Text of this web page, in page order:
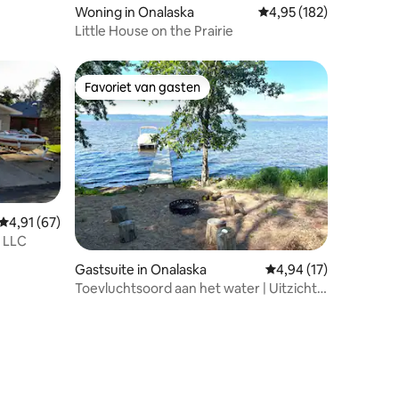
Woning in Onalaska Gemiddelde
4,95 (182)
Little House on the Prairie
beoordeling van 4,91 uit 5, 67 recensies
4,91 (67)
Favoriet van gasten
Favoriet van gasten
Gastsuite in Onalaska Gemiddelde
4,94 (17)
Toevluchtsoord aan het water | Uitzicht